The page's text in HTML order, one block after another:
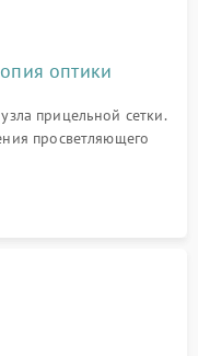
оптики
прицельной сетки.
просветляющего
очистка стекол
гравированной